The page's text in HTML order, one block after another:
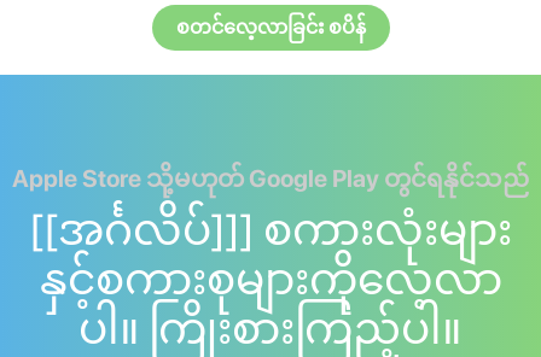
စတင်လေ့လာခြင်း စပိန်
Apple Store သို့မဟုတ် Google Play တွင်ရနိုင်သည်
[[အင်္ဂလိပ်]]] စကားလုံးများ
နှင့်စကားစုများကိုလေ့လာ
ပါ။ ကြိုးစားကြည့်ပါ။